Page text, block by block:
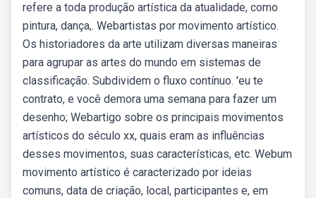
refere a toda produção artística da atualidade, como
pintura, dança,. Webartistas por movimento artístico.
Os historiadores da arte utilizam diversas maneiras
para agrupar as artes do mundo em sistemas de
classificação. Subdividem o fluxo contínuo. 'eu te
contrato, e você demora uma semana para fazer um
desenho; Webartigo sobre os principais movimentos
artísticos do século xx, quais eram as influências
desses movimentos, suas características, etc. Webum
movimento artístico é caracterizado por ideias
comuns, data de criação, local, participantes e, em